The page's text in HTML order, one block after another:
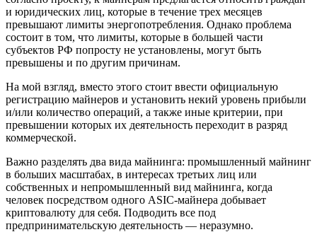
и юридических лиц, которые в течение трех месяцев
превышают лимиты энергопотребления. Однако проблема
состоит в том, что лимиты, которые в большей части
субъектов РФ попросту не установлены, могут быть
превышены и по другим причинам.
На мой взгляд, вместо этого стоит ввести официальную
регистрацию майнеров и установить некий уровень прибыли
и/или количество операций, а также иные критерии, при
превышении которых их деятельность переходит в разряд
коммерческой.
Важно разделять два вида майнинга: промышленный майнинг
в больших масштабах, в интересах третьих лиц или
собственных и непромышленный вид майнинга, когда
человек посредством одного ASIC-майнера добывает
криптовалюту для себя. Подводить все под
предпринимательскую деятельность — неразумно.